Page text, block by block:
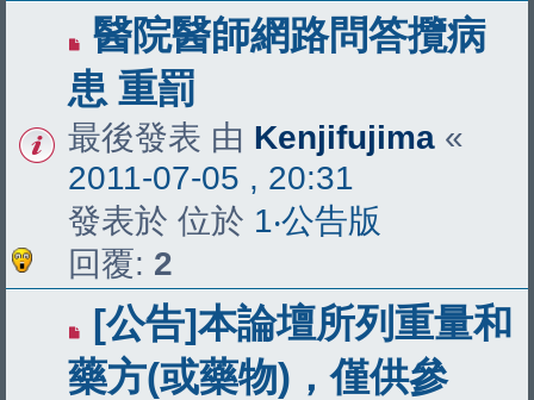
醫院醫師網路問答攬病
患 重罰
最後發表 由 Kenjifujima «
2011-07-05 , 20:31
發表於 位於 1‧公告版
回覆: 2
[公告]本論壇所列重量和
藥方(或藥物)，僅供參